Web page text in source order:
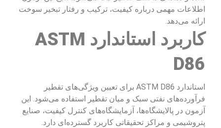
اطلاعات مهمی درباره کیفیت، ترکیب و رفتار تبخیر سوخت
ارائه می‌دهد.
کاربرد استاندارد ASTM
D86
استاندارد ASTM D86 برای تعیین ویژگی‌های تقطیر
فرآورده‌های نفتی سبک و میان تقطیر استفاده می‌شود. این
آزمون در پالایشگاه‌ها، آزمایشگاه‌های کنترل کیفیت، صنایع
پتروشیمی و مراکز تحقیقاتی کاربرد گسترده‌ای دارد.